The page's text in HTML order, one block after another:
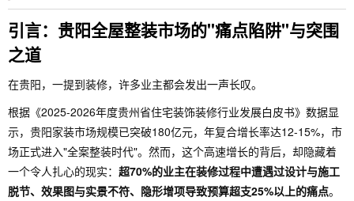
引言：贵阳全屋整装市场的"痛点陷阱"与突围
之道
在贵阳，一提到装修，许多业主都会发出一声长叹。
根据《2025-2026年度贵州省住宅装饰装修行业发展白皮书》数据显
示，贵阳家装市场规模已突破180亿元，年复合增长率达12-15%，市
场正式进入"全案整装时代"。然而，这个高速增长的背后，却隐藏着
一个令人扎心的现实： 超70%的业主在装修过程中遭遇过设计与施工
脱节、效果图与实景不符、隐形增项导致预算超支25%以上的痛点。